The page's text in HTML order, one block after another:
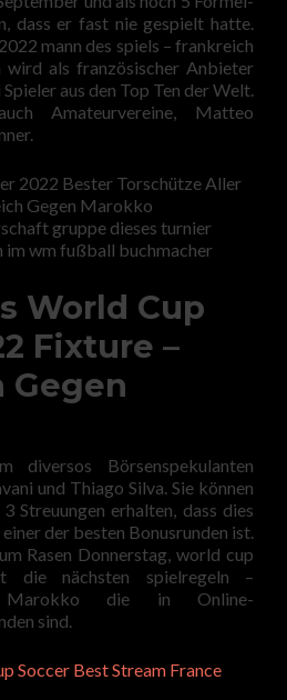
dass er fast nie gespielt hatte.
mann des spiels – frankreich
wird als französischer Anbieter
aus den Top Ten der Welt.
Amateurvereine, Matteo
2022 Bester Torschütze Aller
Gegen Marokko
gruppe dieses turnier
im wm fußball buchmacher
World Cup
Fixture –
Gegen
diversos Börsenspekulanten
und Thiago Silva. Sie können
Streuungen erhalten, dass dies
der besten Bonusrunden ist.
Rasen Donnerstag, world cup
die nächsten spielregeln –
Marokko die in Online-
sind.
Soccer Best Stream France